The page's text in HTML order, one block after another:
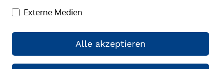
Externe Medien
Alle akzeptieren